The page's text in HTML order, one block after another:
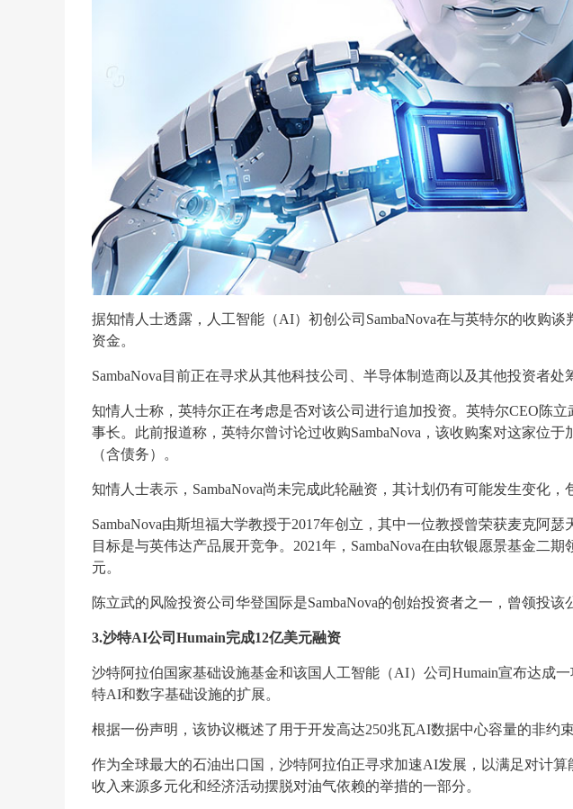
据知情人士透露，人工智能（AI）初创公司SambaNova在与英特尔的收购
资金。
SambaNova目前正在寻求从其他科技公司、半导体制造商以及其他投资者处
知情人士称，英特尔正在考虑是否对该公司进行追加投资。英特尔CEO陈立
事长。此前报道称，英特尔曾讨论过收购SambaNova，该收购案对这家位
（含债务）。
知情人士表示，SambaNova尚未完成此轮融资，其计划仍有可能发生变化，
SambaNova由斯坦福大学教授于2017年创立，其中一位教授曾荣获麦克阿
目标是与英伟达产品展开竞争。2021年，SambaNova在由软银愿景基金二
元。
陈立武的风险投资公司华登国际是SambaNova的创始投资者之一，曾领投该
3.沙特AI公司Humain完成12亿美元融资
沙特阿拉伯国家基础设施基金和该国人工智能（AI）公司Humain宣布达成
特AI和数字基础设施的扩展。
根据一份声明，该协议概述了用于开发高达250兆瓦AI数据中心容量的非约
作为全球最大的石油出口国，沙特阿拉伯正寻求加速AI发展，以满足对计
收入来源多元化和经济活动摆脱对油气依赖的举措的一部分。